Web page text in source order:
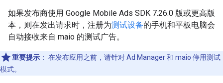
如果发布商使用 Google Mobile Ads SDK 7.26.0 版或更高版
本，则在发出请求时，注册为测试设备的手机和平板电脑会
自动接收来自 maio 的测试广告。
重要提示 ： 在发布应用之前，请针对 Ad Manager 和 maio 停用测试
模式。